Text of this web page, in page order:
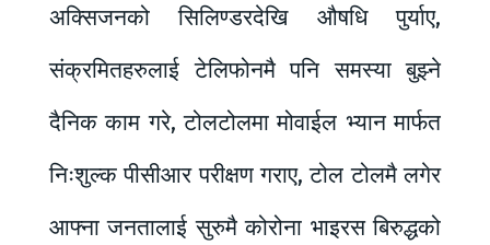
अक्सिजनको सिलिण्डरदेखि औषधि पुर्याए,
संक्रमितहरुलाई टेलिफोनमै पनि समस्या बुझ्ने
दैनिक काम गरे, टोलटोलमा मोवाईल भ्यान मार्फत
निःशुल्क पीसीआर परीक्षण गराए, टोल टोलमै लगेर
आफ्ना जनतालाई सुरुमै कोरोना भाइरस बिरुद्धको